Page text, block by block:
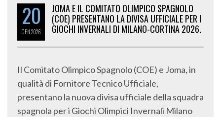
20
GEN2026
JOMA E IL COMITATO OLIMPICO SPAGNOLO
(COE) PRESENTANO LA DIVISA UFFICIALE PER I
GIOCHI INVERNALI DI MILANO-CORTINA 2026.
Il Comitato Olimpico Spagnolo (COE) e Joma, in
qualità di Fornitore Tecnico Ufficiale,
presentano la nuova divisa ufficiale della squadra
spagnola per i Giochi Olimpici Invernali Milano